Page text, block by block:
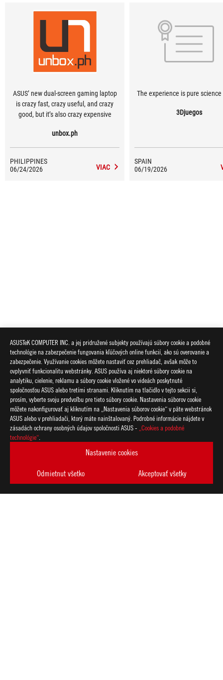
ASUSTeK COMPUTER INC. a jej pridružené subjekty používajú súbory cookie a podobné
technológie na zabezpečenie fungovania kľúčových online funkcií, ako sú overovanie a
zabezpečenie. Využívanie cookies môžete nastaviť cez prehliadač, avšak môže to
ovplyvniť funkcionalitu webstránky. ASUS používa aj niektoré súbory cookie na
analytiku, cielenie, reklamu a súbory cookie vložené vo videách poskytnuté
spoločnosťou ASUS alebo tretími stranami. Kliknutím na tlačidlo v tejto sekcii si,
prosím, vyberte svoju predvoľbu pre tieto súbory cookie. Nastavenia súborov cookie
môžete nakonfigurovať aj kliknutím na „Nastavenia súborov cookie“ v päte webstránok
ASUS alebo v prehliadači, ktorý máte nainštalovaný. Podrobné informácie nájdete v
zásadách ochrany osobných údajov spoločnosti ASUS - „Cookies a podobné
technológie“
Nastavenie cookies
Odmietnut všetko Akceptovať všetky
ASUS’ new dual-screen gaming laptop
is crazy fast, crazy useful, and crazy
good, but it’s also crazy expensive
unbox.ph
PHILIPPINES
06/24/2026
VIAC
The experience is pure
3Djuegos
SPAIN
06/19/2026